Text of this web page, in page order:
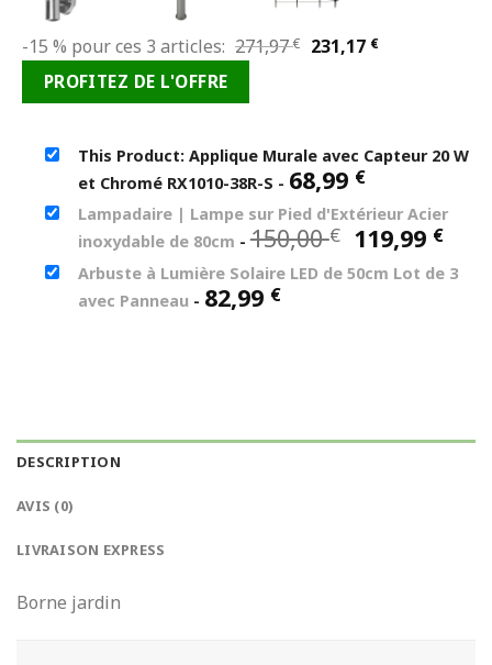
-15 % pour ces 3 articles: 271,97€
Le
271,97 €.
231,17 €Le
231,17 €.
PROFITEZ DE L'OFFRE
This Product: Applique Murale avec Capteur 20 W
et Chromé RX1010-38R-S - 68,99 €
Lampadaire | Lampe sur Pied d'Extérieur Acier
inoxydable de 80cm -150,00€ Le
prix
initial
119,99 €Le
prix
Arbuste à Lumière Solaire LED de 50cm Lot de 3
avec Panneau - 82,99 €
DESCRIPTION
AVIS (0)
LIVRAISON EXPRESS
Borne jardin